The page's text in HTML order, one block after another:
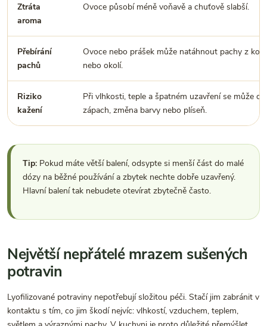
Ztráta
aroma
Ovoce působí méně voňavě a chuťově slabší.
Přebírání
pachů
Ovoce nebo prášek může natáhnout pachy z
nebo okolí.
Riziko
kažení
Při vlhkosti, teple a špatném uzavření se může
zápach, změna barvy nebo plíseň.
Tip: Pokud máte větší balení, odsypte si menší část do malé
dózy na běžné používání a zbytek nechte dobře uzavřený.
Hlavní balení tak nebudete otevírat zbytečně často.
Největší nepřátelé mrazem sušených
potravin
Lyofilizované potraviny nepotřebují složitou péči. Stačí jim zabránit v
kontaktu s tím, co jim škodí nejvíc: vlhkostí, vzduchem, teplem,